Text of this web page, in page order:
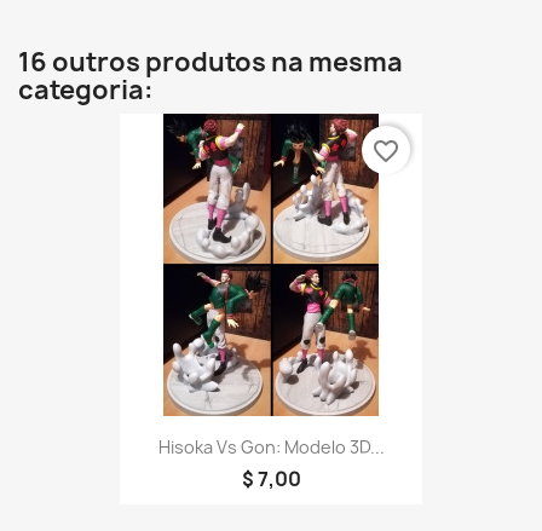
16 outros produtos na mesma
categoria:
Hisoka Vs Gon: Modelo 3D...
$ 7,00
favorite_border